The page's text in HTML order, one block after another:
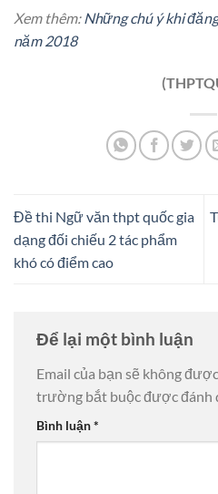
Xem thêm:Những chú ý khi
năm 2018
Đề thi Ngữ văn thpt quốc gia
dạng đối chiếu 2 tác phẩm
khó có điểm cao
Để lại một bình luận
Email của bạn sẽ không
trường bắt buộc được đánh
Bình luận*